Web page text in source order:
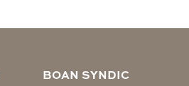
BOAN SYNDIC